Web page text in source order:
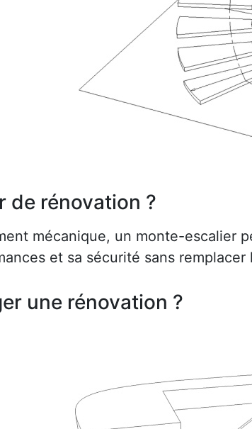
de rénovation ?
mécanique, un monte-escalier
et sa sécurité sans remplacer
une rénovation ?